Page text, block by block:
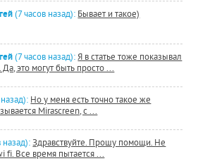
(7 часов назад): Бывает и такое)
(7 часов назад): Я в статье тоже показывал
Да, это могут быть просто ...
Но у меня есть точно такое же
Mirascreen, с ...
назад): Здравствуйте. Прошу помощи. Не
fi. Все время пытается ...